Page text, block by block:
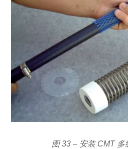
图 33 – 安装 CMT 多